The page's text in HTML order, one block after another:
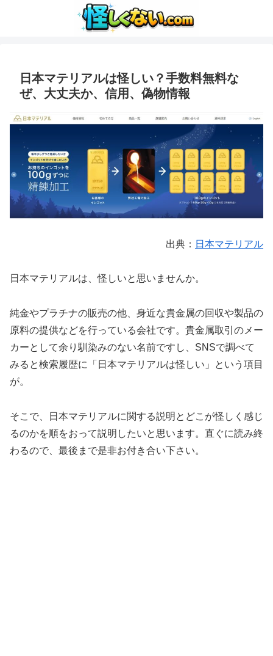
日本マテリアルは怪しい？手数料無料な
ぜ、大丈夫か、信用、偽物情報
出典： 日本マテリアル
日本マテリアルは、怪しいと思いませんか。
純金やプラチナの販売の他、身近な貴金属の回収や製品の
原料の提供などを行っている会社です。貴金属取引のメー
カーとして余り馴染みのない名前ですし、SNSで調べて
みると検索履歴に「日本マテリアルは怪しい」という項目
が。
そこで、日本マテリアルに関する説明とどこが怪しく感じ
るのかを順をおって説明したいと思います。直ぐに読み終
わるので、最後まで是非お付き合い下さい。